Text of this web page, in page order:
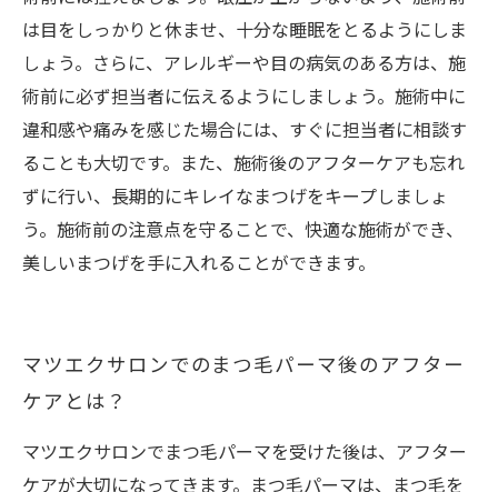
は目をしっかりと休ませ、十分な睡眠をとるようにしま
しょう。さらに、アレルギーや目の病気のある方は、施
術前に必ず担当者に伝えるようにしましょう。施術中に
違和感や痛みを感じた場合には、すぐに担当者に相談す
ることも大切です。また、施術後のアフターケアも忘れ
ずに行い、長期的にキレイなまつげをキープしましょ
う。施術前の注意点を守ることで、快適な施術ができ、
美しいまつげを手に入れることができます。
マツエクサロンでのまつ毛パーマ後のアフター
ケアとは？
マツエクサロンでまつ毛パーマを受けた後は、アフター